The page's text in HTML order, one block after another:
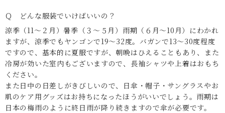
Ｑ どんな服装でいけばいいの？
涼季（11～２月）暑季（３～５月）雨期（６月～10月）にわかれ
ますが、涼季でもヤンゴンで19～32度。バガンで13～30度程度
ですので、基本的に夏服ですが、朝晩はひえることもあり、また
冷房が効いた室内もございますので、長袖シャツや上着はおもち
ください。
また日中の日差しがきびしいので、日傘・帽子・サングラスやお
肌のケア用グッズはお持ちになったほうがいいでしょう。雨期は
日本の梅雨のように終日雨が降り続きますので傘が必要です。